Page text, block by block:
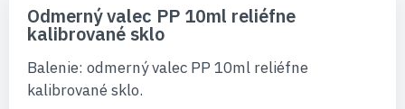
začiatok
galérie
Odmerný valec PP 10ml reliéfne
kalibrované sklo
Balenie: odmerný valec PP 10ml reliéfne
kalibrované sklo.